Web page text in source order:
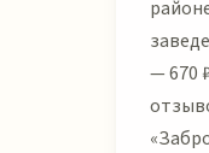
— 670